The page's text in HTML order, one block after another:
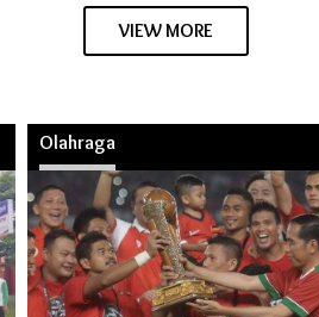
VIEW MORE
Olahraga